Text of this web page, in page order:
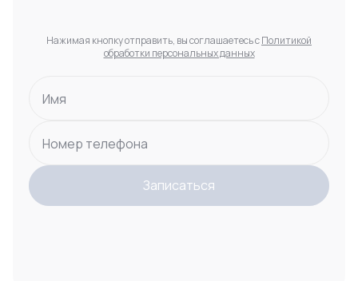
Нажимая кнопку отправить, вы соглашаетесь сПолитикой
обработки персональных данных
Имя
Номер телефона
Записаться